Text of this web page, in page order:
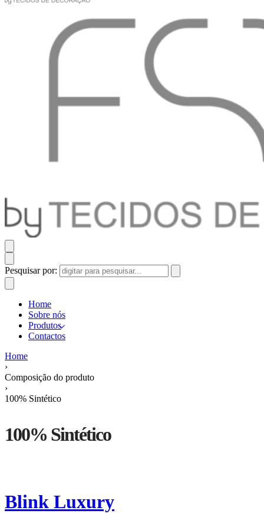
Pesquisar por:
Home
Sobre nós
Produtos
Contactos
Home
›
Composição do produto
›
100% Sintético
100% Sintético
Blink Luxury